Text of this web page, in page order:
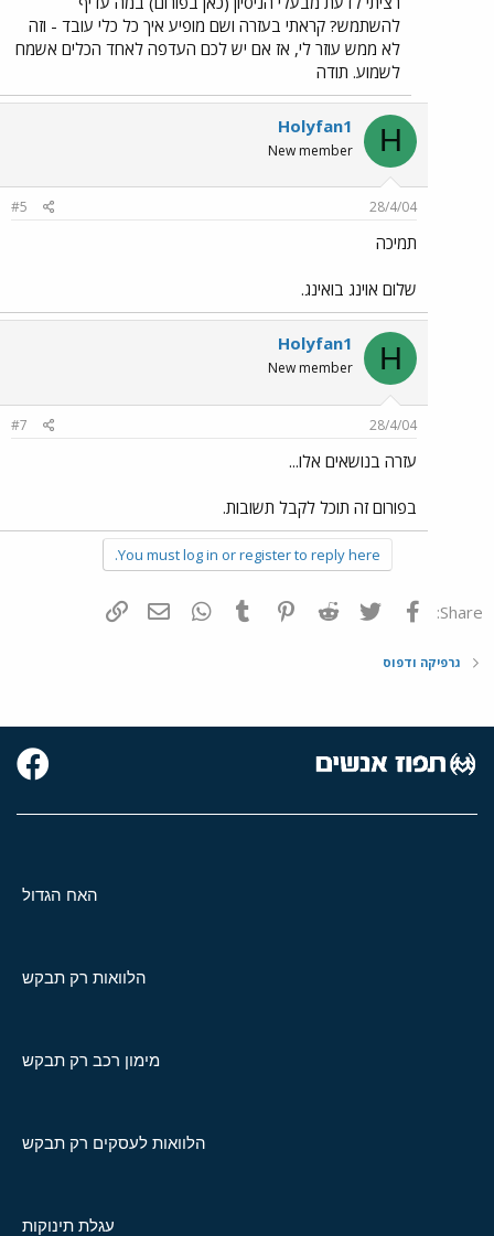
להשתמש? קראתי בעזרה ושם מופיע איך כל כלי עובד - וזה
לא ממש עוזר לי, אז אם יש לכם העדפה לאחד הכלים אשמח
לשמוע. תודה
H
Holyfan1
New member
28/4/04
#5
תמיכה
שלום אוינג בואינג.
H
Holyfan1
New member
28/4/04
#7
עזרה בנושאים אלו...
בפורום זה תוכל לקבל תשובות.
You must log in or register to reply here.
Share: פייסבוק Twitter
Reddit
Pinterest
Tumblr
WhatsAppדואר אלקטרוני
גרפיקה ודפוס
האח הגדול
הלוואות רק תבקש
מימון רכב רק תבקש
הלוואות לעסקים רק תבקש
עגלת תינוקות